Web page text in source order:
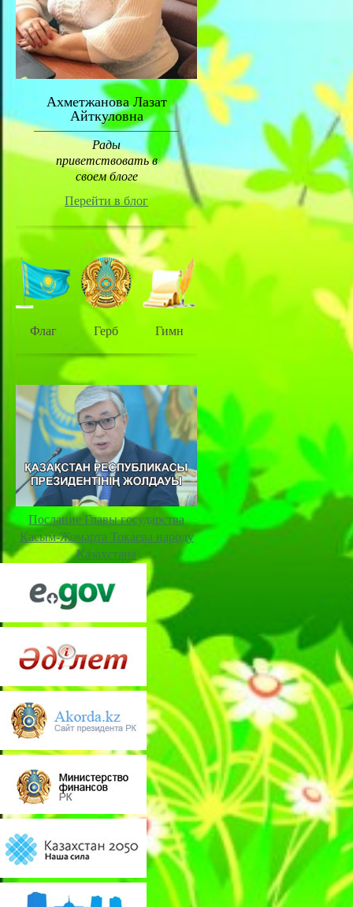
Ахметжанова Лазат
Айткуловна
Рады
приветствовать в
своем блоге
Перейти в блог
Флаг Герб Гимн
Послание Главы государства
Касым-Жомарта Токаева народу
Казахстана